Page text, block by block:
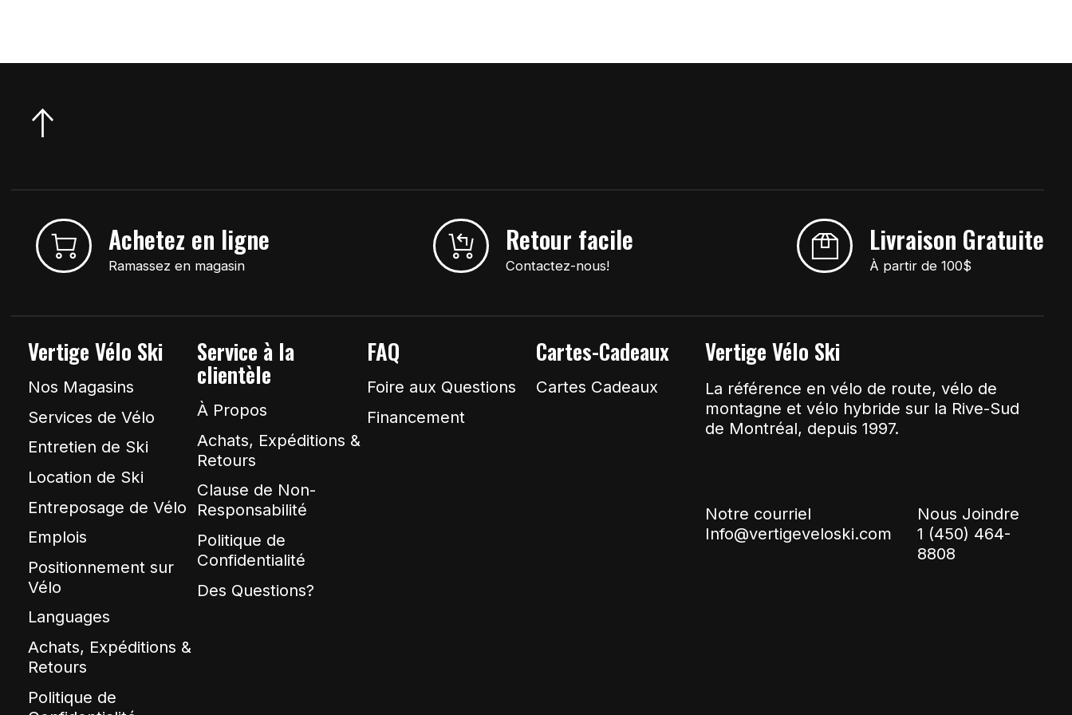
Achetez en ligne
Ramassez en magasin
Retour facile
Contactez-nous!
Livraison Gratuite
À partir de 100$
Vertige Vélo Ski
Nos Magasins
Services de Vélo
Entretien de Ski
Location de Ski
Entreposage de Vélo
Emplois
Positionnement sur
Vélo
Languages
Achats, Expéditions &
Retours
Politique de
Service à la
clientèle
À Propos
Achats, Expéditions &
Retours
Clause de Non-
Responsabilité
Politique de
Confidentialité
Des Questions?
FAQ
Foire aux Questions
Financement
Cartes-Cadeaux
Cartes Cadeaux
Vertige Vélo Ski
La référence en vélo de route, vélo de
montagne et vélo hybride sur la Rive-Sud
de Montréal, depuis 1997.
Notre courriel
Info@vertigeveloski.com
Nous Joindre
1 (450) 464-
8808